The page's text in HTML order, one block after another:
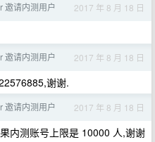
邀请内测用户 2017 年 8 月 18 日
邀请内测用户 2017 年 8 月 18 日
谢谢.
邀请内测用户 2017 年 8 月 18 日
内测账号上限是 10000 人,谢谢